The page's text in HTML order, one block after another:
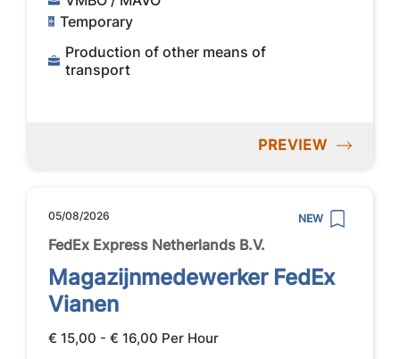
Temporary
Production of other means of
transport
PREVIEW
05/08/2026 NEW
FedEx Express Netherlands B.V.
Magazijnmedewerker FedEx
Vianen
€ 15,00 - € 16,00 Per Hour